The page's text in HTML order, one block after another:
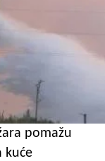
pomažu
kuće